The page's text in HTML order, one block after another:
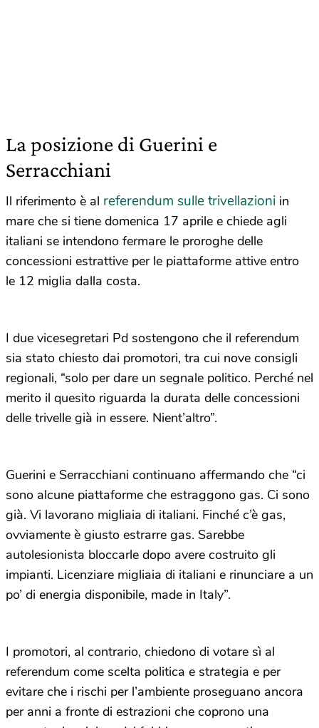
La posizione di Guerini e
Serracchiani
Il riferimento è al referendum sulle trivellazioni in
mare che si tiene domenica 17 aprile e chiede agli
italiani se intendono fermare le proroghe delle
concessioni estrattive per le piattaforme attive entro
le 12 miglia dalla costa.
I due vicesegretari Pd sostengono che il referendum
sia stato chiesto dai promotori, tra cui nove consigli
regionali, “solo per dare un segnale politico. Perché nel
merito il quesito riguarda la durata delle concessioni
delle trivelle già in essere. Nient’altro”.
Guerini e Serracchiani continuano affermando che “ci
sono alcune piattaforme che estraggono gas. Ci sono
già. Vi lavorano migliaia di italiani. Finché c’è gas,
ovviamente è giusto estrarre gas. Sarebbe
autolesionista bloccarle dopo avere costruito gli
impianti. Licenziare migliaia di italiani e rinunciare a un
po’ di energia disponibile, made in Italy”.
I promotori, al contrario, chiedono di votare sì al
referendum come scelta politica e strategia e per
evitare che i rischi per l’ambiente proseguano ancora
per anni a fronte di estrazioni che coprono una